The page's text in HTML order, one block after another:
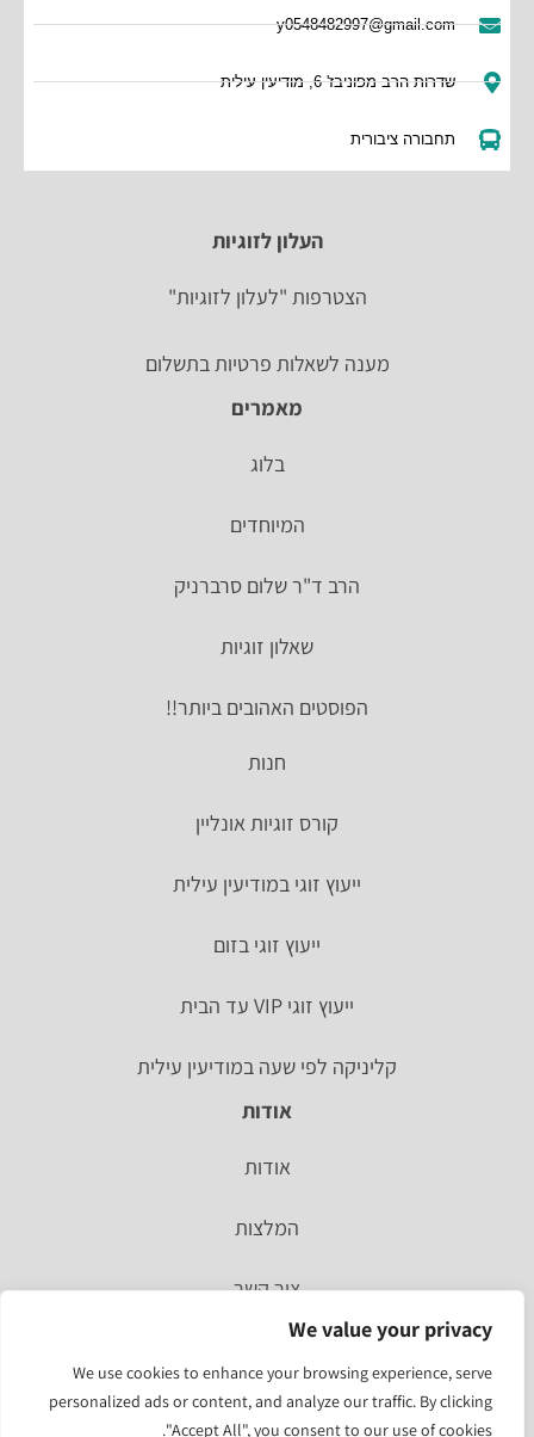
We value your privacy
We use cookies to enhance your browsing experience, serve
personalized ads or content, and analyze our traffic. By clicking
"Accept All", you consent to our use of cookies.
y0548482997@gmail.com
שדרות הרב מפוניבז' 6, מודיעין עילית
תחבורה ציבורית
העלון לזוגיות
הצטרפות "לעלון לזוגיות"
מענה לשאלות פרטיות בתשלום
מאמרים
בלוג
המיוחדים
הרב ד"ר שלום סרברניק
שאלון זוגיות
הפוסטים האהובים ביותר!!
חנות
קורס זוגיות אונליין
ייעוץ זוגי במודיעין עילית
ייעוץ זוגי בזום
ייעוץ זוגי VIP עד הבית
קליניקה לפי שעה במודיעין עילית
אודות
אודות
המלצות
צור קשר
מהעיתונות